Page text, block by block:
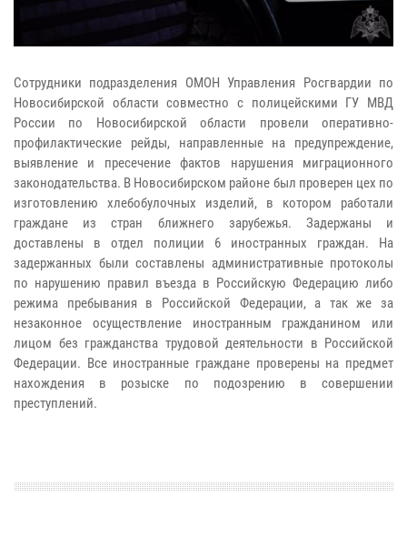
Сотрудники подразделения ОМОН Управления Росгвардии по
Новосибирской области совместно с полицейскими ГУ МВД
России по Новосибирской области провели оперативно-
профилактические рейды, направленные на предупреждение,
выявление и пресечение фактов нарушения миграционного
законодательства. В Новосибирском районе был проверен цех по
изготовлению хлебобулочных изделий, в котором работали
граждане из стран ближнего зарубежья. Задержаны и
доставлены в отдел полиции 6 иностранных граждан. На
задержанных были составлены административные протоколы
по нарушению правил въезда в Российскую Федерацию либо
режима пребывания в Российской Федерации, а так же за
незаконное осуществление иностранным гражданином или
лицом без гражданства трудовой деятельности в Российской
Федерации. Все иностранные граждане проверены на предмет
нахождения в розыске по подозрению в совершении
преступлений.